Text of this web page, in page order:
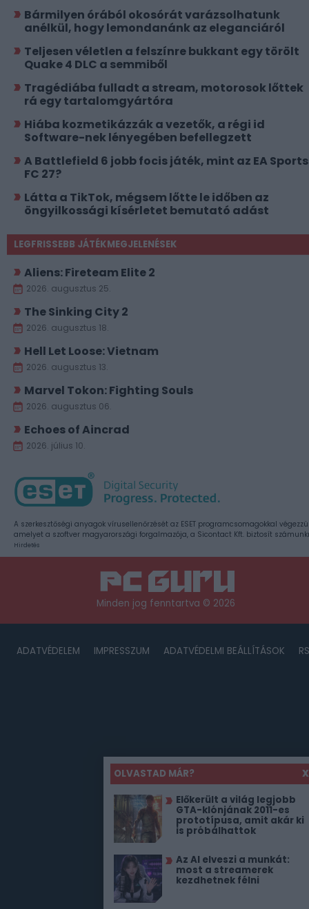
OLVASTAD MÁR?
X
Előkerült a világ legjobb
GTA-klónjának 2011-es
prototípusa, amit akár ki
is próbálhattok
Az AI elveszi a munkát:
most a streamerek
kezdhetnek félni
Bármilyen órából okosórát varázsolhatunk
anélkül, hogy lemondanánk az eleganciáról
Teljesen véletlen a felszínre bukkant egy törölt
Quake 4 DLC a semmiből
Tragédiába fulladt a stream, motorosok lőttek
rá egy tartalomgyártóra
Hiába kozmetikázzák a vezetők, a régi id
Software-nek lényegében befellegzett
A Battlefield 6 jobb focis játék, mint az EA Sports
FC 27?
Látta a TikTok, mégsem lőtte le időben az
öngyilkossági kísérletet bemutató adást
LEGFRISSEBB JÁTÉKMEGJELENÉSEK
Aliens: Fireteam Elite 2
2026. augusztus 25.
The Sinking City 2
2026. augusztus 18.
Hell Let Loose: Vietnam
2026. augusztus 13.
Marvel Tokon: Fighting Souls
2026. augusztus 06.
Echoes of Aincrad
2026. július 10.
A szerkesztőségi anyagok vírusellenőrzését az ESET programcsomagokkal
amelyet a szoftver magyarországi forgalmazója, a Sicontact Kft. biztosít
Hirdetés
Minden jog fenntartva © 2026
ADATVÉDELEM IMPRESSZUM ADATVÉDELMI BEÁLLÍTÁSOK